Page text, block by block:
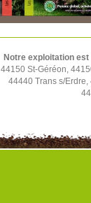
Notre exploitation
44150 St-Géréon,
44440 Trans s/